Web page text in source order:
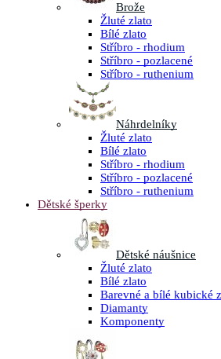
Brože
Žluté zlato
Bílé zlato
Stříbro - rhodium
Stříbro - pozlacené
Stříbro - ruthenium
Náhrdelníky
Žluté zlato
Bílé zlato
Stříbro - rhodium
Stříbro - pozlacené
Stříbro - ruthenium
Dětské šperky
Dětské náušnice
Žluté zlato
Bílé zlato
Barevné a bílé kubické
Diamanty
Komponenty